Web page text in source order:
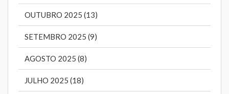
OUTUBRO 2025 (13)
SETEMBRO 2025 (9)
AGOSTO 2025 (8)
JULHO 2025 (18)